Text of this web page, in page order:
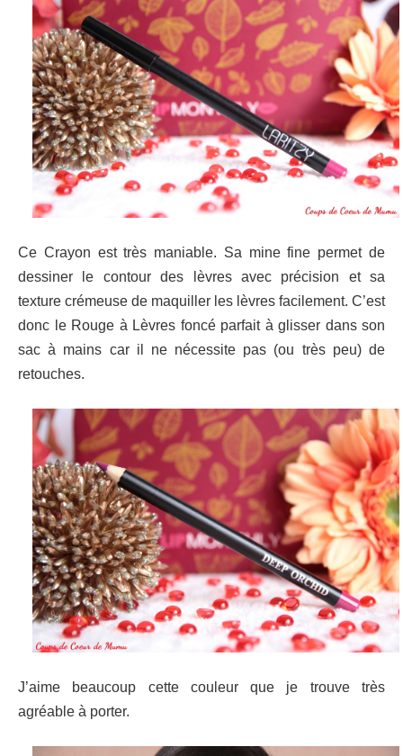
Ce Crayon est très maniable. Sa mine fine permet de
dessiner le contour des lèvres avec précision et sa
texture crémeuse de maquiller les lèvres facilement. C’est
donc le Rouge à Lèvres foncé parfait à glisser dans son
sac à mains car il ne nécessite pas (ou très peu) de
retouches.
J’aime beaucoup cette couleur que je trouve très
agréable à porter.